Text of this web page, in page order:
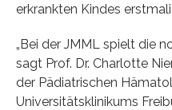
erkrankten Kindes
„Bei der JMML spielt die
sagt Prof. Dr. Charlotte
der Pädiatrischen
Universitätsklinikums